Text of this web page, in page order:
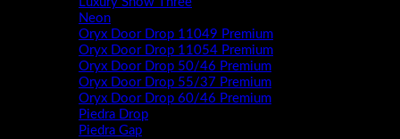
Neon
Oryx Door Drop 11049 Premium
Oryx Door Drop 11054 Premium
Oryx Door Drop 50/46 Premium
Oryx Door Drop 55/37 Premium
Oryx Door Drop 60/46 Premium
Piedra Drop
Piedra Gap